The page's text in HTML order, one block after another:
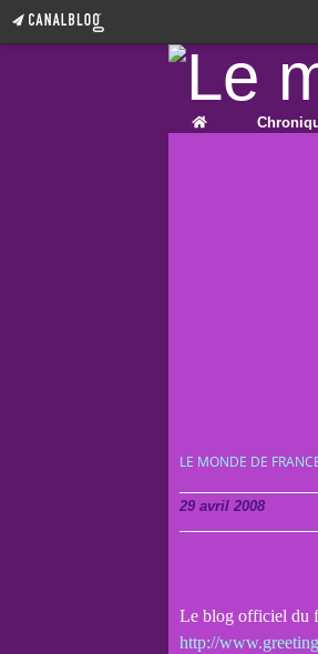
Home
LE MONDE DE
29 avril 2008
Le blog officiel du
http://